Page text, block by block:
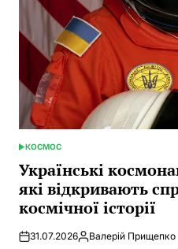
POSTED
IN
КОСМОС
Українські
які відкривають
космічної історії
31.07.2026Posted
Валерій Прищепко